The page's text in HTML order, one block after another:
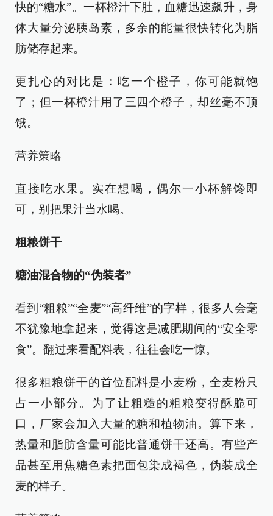
快的“糖水”。一杯橙汁下肚，血糖迅速飙升，身
体大量分泌胰岛素，多余的能量很快转化为脂
肪储存起来。
更扎心的对比是：吃一个橙子，你可能就饱
了；但一杯橙汁用了三四个橙子，却丝毫不顶
饿。
营养策略
直接吃水果。实在想喝，偶尔一小杯解馋即
可，别把果汁当水喝。
粗粮饼干
糖油混合物的“伪装者”
看到“粗粮”“全麦”“高纤维”的字样，很多人会毫
不犹豫地拿起来，觉得这是减肥期间的“安全零
食”。翻过来看配料表，往往会吃一惊。
很多粗粮饼干的首位配料是小麦粉，全麦粉只
占一小部分。为了让粗糙的粗粮变得酥脆可
口，厂家会加入大量的糖和植物油。算下来，
热量和脂肪含量可能比普通饼干还高。有些产
品甚至用焦糖色素把面包染成褐色，伪装成全
麦的样子。